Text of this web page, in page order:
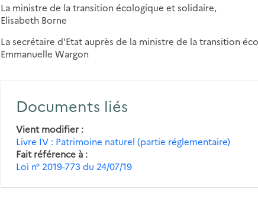
La ministre de la transition écologique et solidaire,
Elisabeth Borne
La secrétaire d'Etat auprès de la ministre de la transition
Emmanuelle Wargon
Documents liés
Vient modifier
Livre IV : Patrimoine naturel (partie réglementaire)
Fait référence à
Loi n° 2019-773 du 24/07/19